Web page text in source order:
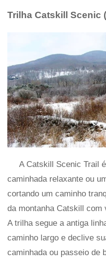
Trilha Catskill Scenic
A Catskill Scenic Trail
caminhada relaxante ou
cortando um caminho
da montanha Catskill com
A trilha segue a antiga
caminho largo e declive
caminhada ou passeio de